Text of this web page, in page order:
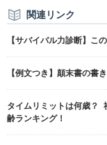
関連リンク
【サバイバル力診断】こ
【例文つき】顛末書の書
タイムリミットは何歳？
齢ランキング！